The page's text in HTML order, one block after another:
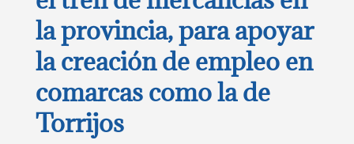
la provincia, para apoyar
la creación de empleo en
comarcas como la de
Torrijos